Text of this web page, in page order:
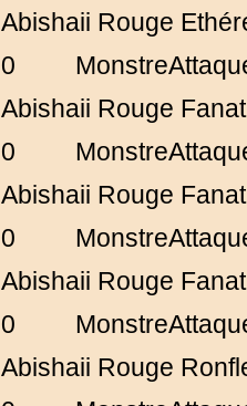
Abishaii Rouge
0
Abishaii Rouge
0
Abishaii Rouge
0
Abishaii Rouge
0
Abishaii Rouge